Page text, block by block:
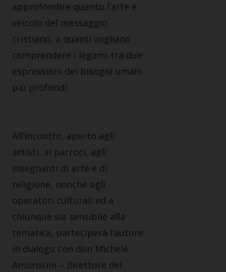
approfondire quanto l’arte è
veicolo del messaggio
cristiano, a quanti vogliano
comprendere i legami tra due
espressioni dei bisogni umani
più profondi.
All’incontro, aperto agli
artisti, ai parroci, agli
insegnanti di arte e di
religione, nonché agli
operatori culturali ed a
chiunque sia sensibile alla
tematica, parteciperà l’autore
in dialogo con don Michele
Amorosini – direttore del